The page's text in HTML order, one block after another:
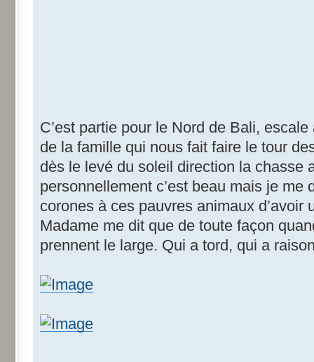
C’est partie pour le Nord de Bali,
de la famille qui nous fait faire le tour
dès le levé du soleil direction la chasse
personnellement c’est beau mais je me
corones à ces pauvres animaux d’avoir
Madame me dit que de toute façon
prennent le large. Qui a tord, qui a